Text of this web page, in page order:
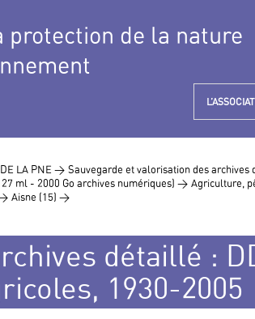
protection de la nature
DE LA PNE > Sauvegarde et valorisation des
ml - 2000 Go archives numériques) > Agriculture,
Aisne (15) >
détaillé :
1930-2005